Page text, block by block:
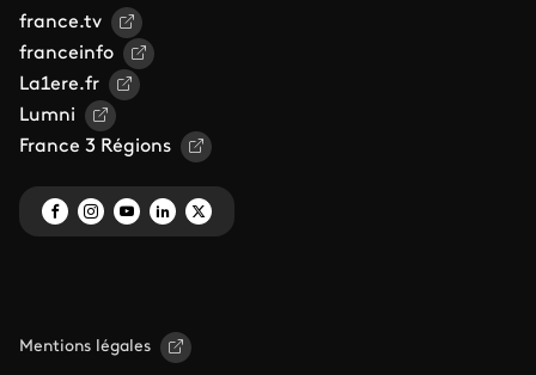
france.tv
franceinfo
La1ere.fr
Lumni
France 3 Régions
Mentions légales